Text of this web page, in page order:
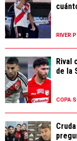
RIVER
Rival
de la
COPA